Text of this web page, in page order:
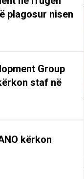
plagosur nisen
Group
staf në
kërkon